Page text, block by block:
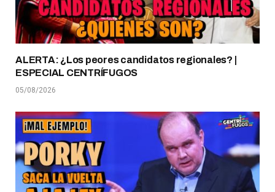
ALERTA: ¿Los peores candidatos regionales? |
ESPECIAL CENTRÍFUGOS
05/08/2026